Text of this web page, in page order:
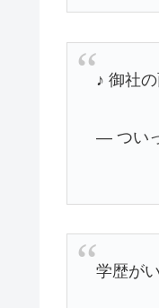
♪ 御社
— つい
学歴が